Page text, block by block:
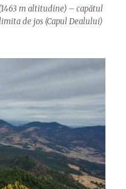
m altitudine) – capătul
de jos (Capul Dealului)